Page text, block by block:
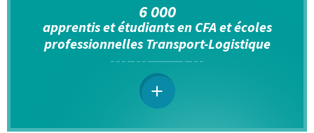
6 000
apprentis et étudiants en CFA et écoles
professionnelles Transport-Logistique